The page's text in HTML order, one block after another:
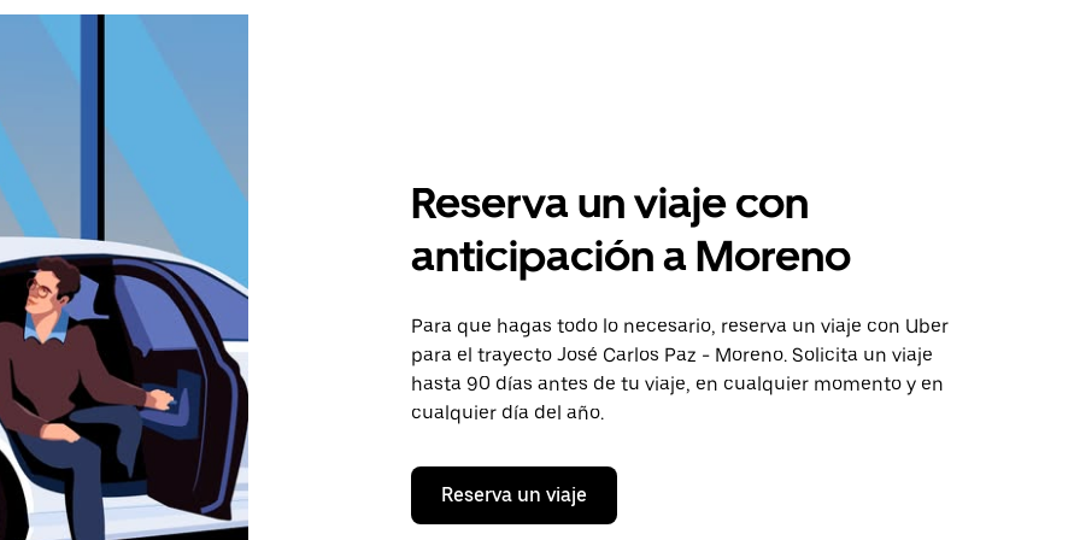
Reserva un viaje con
anticipación a Moreno
Para que hagas todo lo necesario, reserva un viaje con Uber
para el trayecto José Carlos Paz - Moreno. Solicita un viaje
hasta 90 días antes de tu viaje, en cualquier momento y en
cualquier día del año.
Reserva un viaje